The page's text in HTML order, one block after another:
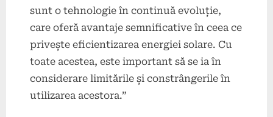
sunt o tehnologie în continuă evoluție,
care oferă avantaje semnificative în ceea ce
privește eficientizarea energiei solare. Cu
toate acestea, este important să se ia în
considerare limitările și constrângerile în
utilizarea acestora.”